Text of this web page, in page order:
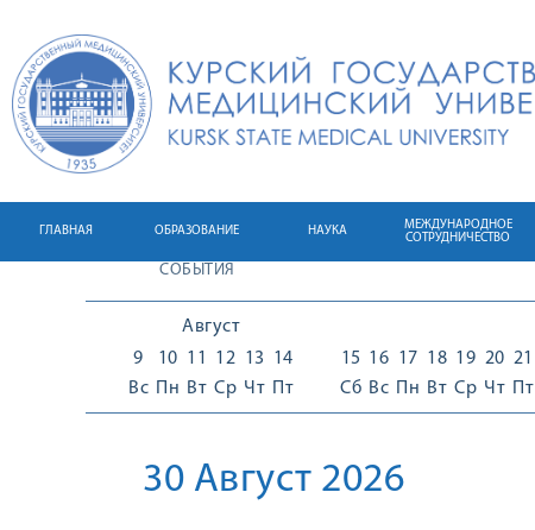
ГЛАВНАЯ ОБРАЗОВАНИЕ НАУКА
МЕЖДУНАРОДНОЕ
СОТРУДНИЧЕСТВО
СОБЫТИЯ
Август
9
Вс
10
Пн
11
Вт
12
Ср
13
Чт
14
Пт
15
Сб
16
Вс
17
Пн
18
Вт
19
Ср
20
Чт
21
Пт
30 Август 2026